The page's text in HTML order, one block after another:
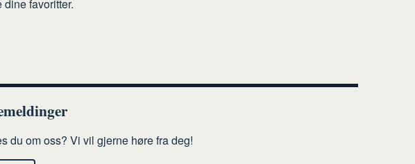
favoritter.
du om oss? Vi vil gjerne høre fra deg!